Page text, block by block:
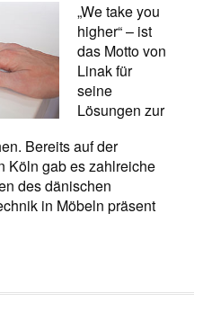
„We take you
higher“ – ist
das Motto von
Linak für
seine
Lösungen zur
Bereits auf der
Köln gab es zahlreiche
des dänischen
in Möbeln präsent